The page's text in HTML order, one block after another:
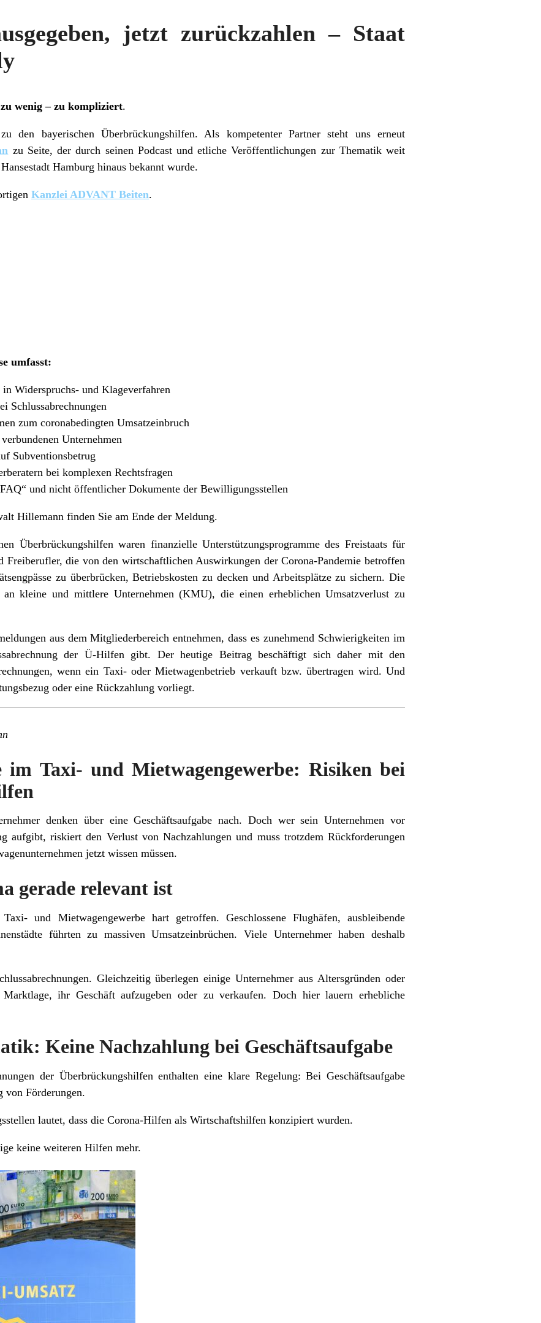
jetzt zurückzahlen – Staat
wenig – zu kompliziert.
den bayerischen Überbrückungshilfen. Als kompetenter Partner steht uns erneut
zu Seite, der durch seinen Podcast und etliche Veröffentlichungen zur Thematik weit
Hamburg hinaus bekannt wurde.
Kanzlei ADVANT Beiten.
umfasst:
Widerspruchs- und Klageverfahren
Schlussabrechnungen
zum coronabedingten Umsatzeinbruch
Unternehmen
Subventionsbetrug
bei komplexen Rechtsfragen
und nicht öffentlicher Dokumente der Bewilligungsstellen
Hillemann finden Sie am Ende der Meldung.
Überbrückungshilfen waren finanzielle Unterstützungsprogramme des Freistaats für
Freiberufler, die von den wirtschaftlichen Auswirkungen der Corona-Pandemie betroffen
zu überbrücken, Betriebskosten zu decken und Arbeitsplätze zu sichern. Die
kleine und mittlere Unternehmen (KMU), die einen erheblichen Umsatzverlust zu
aus dem Mitgliederbereich entnehmen, dass es zunehmend Schwierigkeiten im
der Ü-Hilfen gibt. Der heutige Beitrag beschäftigt sich daher mit den
wenn ein Taxi- oder Mietwagenbetrieb verkauft bzw. übertragen wird. Und
oder eine Rückzahlung vorliegt.
im Taxi- und Mietwagengewerbe: Risiken bei
denken über eine Geschäftsaufgabe nach. Doch wer sein Unternehmen vor
aufgibt, riskiert den Verlust von Nachzahlungen und muss trotzdem Rückforderungen
jetzt wissen müssen.
gerade relevant ist
und Mietwagengewerbe hart getroffen. Geschlossene Flughäfen, ausbleibende
führten zu massiven Umsatzeinbrüchen. Viele Unternehmer haben deshalb
Gleichzeitig überlegen einige Unternehmer aus Altersgründen oder
ihr Geschäft aufzugeben oder zu verkaufen. Doch hier lauern erhebliche
Keine Nachzahlung bei Geschäftsaufgabe
der Überbrückungshilfen enthalten eine klare Regelung: Bei Geschäftsaufgabe
von Förderungen.
lautet, dass die Corona-Hilfen als Wirtschaftshilfen konzipiert wurden.
keine weiteren Hilfen mehr.